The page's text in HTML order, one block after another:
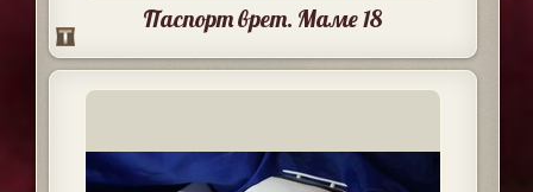
Паспорт врет. Маме 18